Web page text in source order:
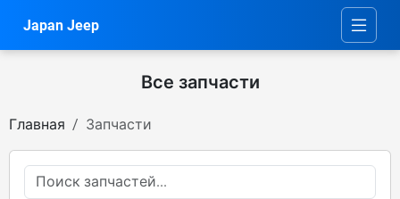
Japan Jeep
Все запчасти
Главная Запчасти